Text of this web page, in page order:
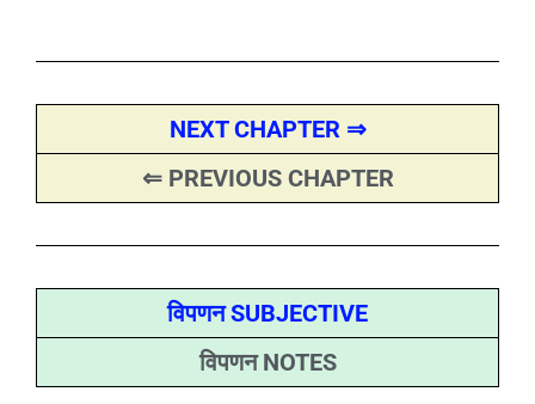
NEXT CHAPTER ⇒
⇐ PREVIOUS CHAPTER
विपणन SUBJECTIVE
विपणन NOTES